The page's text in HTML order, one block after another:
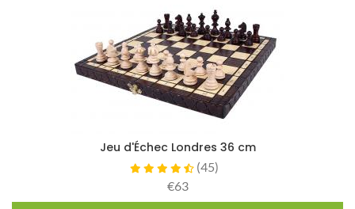
Jeu d'Échec Londres 36 cm
(45)
€63